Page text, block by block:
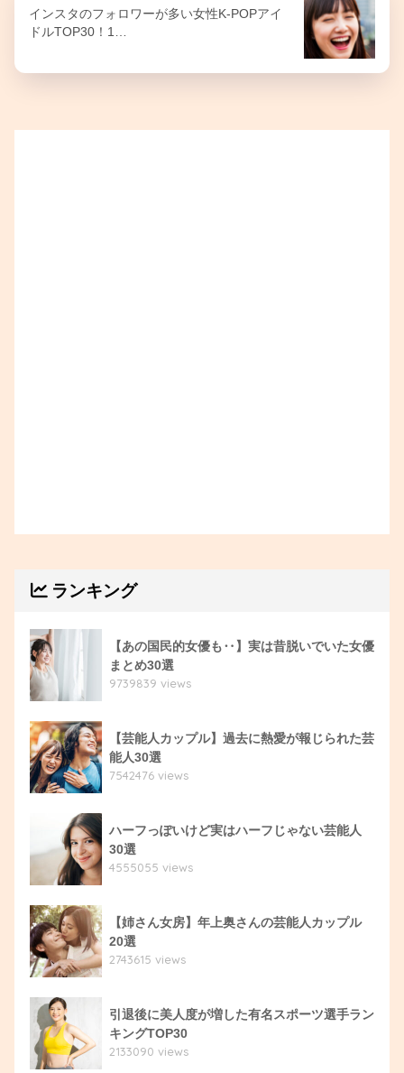
インスタのフォロワーが多い女性K-POPアイ
ドルTOP30！1…
ランキング
【あの国民的女優も‥】実は昔脱いでいた女優
まとめ30選
9739839 views
【芸能人カップル】過去に熱愛が報じられた芸
能人30選
7542476 views
ハーフっぽいけど実はハーフじゃない芸能人
30選
4555055 views
【姉さん女房】年上奥さんの芸能人カップル
20選
2743615 views
引退後に美人度が増した有名スポーツ選手ラン
キングTOP30
2133090 views